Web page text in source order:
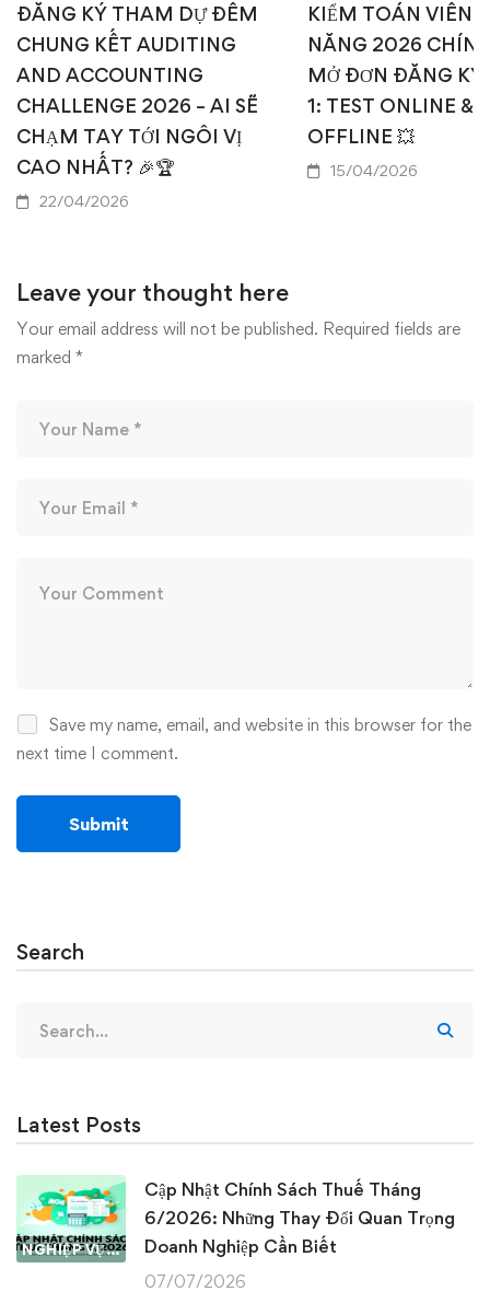
ĐĂNG KÝ THAM DỰ ĐÊM
CHUNG KẾT AUDITING
AND ACCOUNTING
CHALLENGE 2026 – AI SẼ
CHẠM TAY TỚI NGÔI VỊ
CAO NHẤT? 🎉🏆
22/04/2026
KIỂM TOÁN VIÊN
NĂNG 2026
MỞ ĐƠN ĐĂNG KÝ
1: TEST ONLINE &
OFFLINE 💥
15/04/2026
Leave your thought here
Your email address will not be published. Required fields are
marked *
Save my name, email, and website in this browser for the
next time I comment.
Search
for:
Latest Posts
NGHIỆP VỤ KẾ TOÁN & THUẾ
Cập Nhật Chính Sách Thuế Tháng
6/2026: Những Thay Đổi Quan Trọng
Doanh Nghiệp Cần Biết
07/07/2026